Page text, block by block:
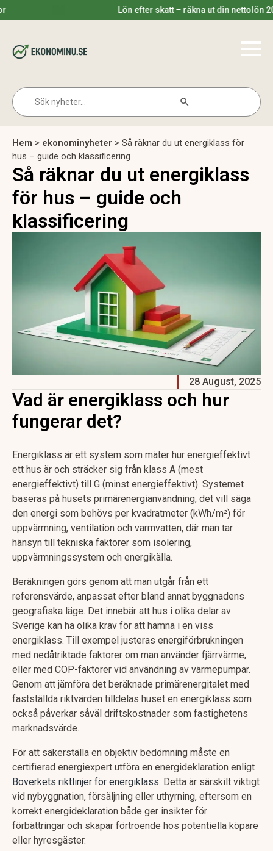
Lön efter skatt – räkna ut din nettolön 2025
for:
Hem > ekonominyheter > Så räknar du ut energiklass för
hus – guide och klassificering
Så räknar du ut energiklass
för hus – guide och
klassificering
28 August, 2025
Vad är energiklass och hur
fungerar det?
Energiklass är ett system som mäter hur energieffektivt
ett hus är och sträcker sig från klass A (mest
energieffektivt) till G (minst energieffektivt). Systemet
baseras på husets primärenergianvändning, det vill säga
den energi som behövs per kvadratmeter (kWh/m²) för
uppvärmning, ventilation och varmvatten, där man tar
hänsyn till tekniska faktorer som isolering,
uppvärmningssystem och energikälla.
Beräkningen görs genom att man utgår från ett
referensvärde, anpassat efter bland annat byggnadens
geografiska läge. Det innebär att hus i olika delar av
Sverige kan ha olika krav för att hamna i en viss
energiklass. Till exempel justeras energiförbrukningen
med nedåtriktade faktorer om man använder fjärrvärme,
eller med COP-faktorer vid användning av värmepumpar.
Genom att jämföra det beräknade primärenergitalet med
fastställda riktvärden tilldelas huset en energiklass som
också påverkar såväl driftskostnader som fastighetens
marknadsvärde.
För att säkerställa en objektiv bedömning måste en
certifierad energiexpert utföra en energideklaration enligt
Boverkets riktlinjer för energiklass. Detta är särskilt viktigt
vid nybyggnation, försäljning eller uthyrning, eftersom en
korrekt energideklaration både ger insikter för
förbättringar och skapar förtroende hos potentiella köpare
eller hyresgäster.